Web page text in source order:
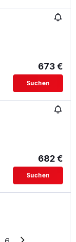
673 €
Suchen
682 €
Suchen